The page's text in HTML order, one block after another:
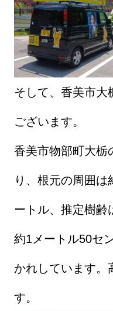
そして、香美市大
ございます。
香美市物部町大栃
り、根元の周囲は
ートル、推定樹齢
約1メートル50セ
かれしています。
す。